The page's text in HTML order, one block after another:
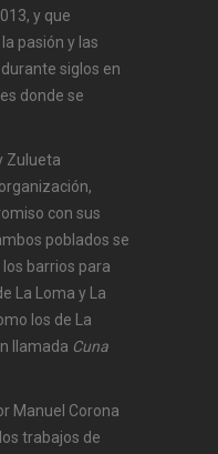
y que
pasión y las
siglos en
donde se
Zulueta
con sus
poblados se
barrios para
La Loma y La
los de La
llamada Cuna
Manuel Corona
trabajos de